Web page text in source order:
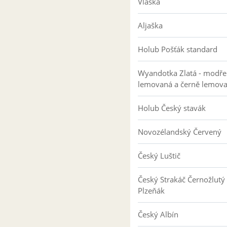
Aljaška
Holub Pošťák standard
Wyandotka Zlatá - modře
lemovaná a černě
Holub Český stavák
Novozélandský Červený
Český Luštič
Český Strakáč Černožlutý
Plzeňák
Český Albín